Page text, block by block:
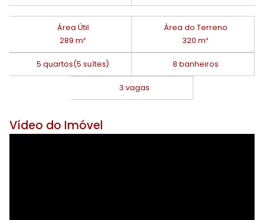
Área Útil
289 m²
Área do Terreno
320 m²
5 quartos(5 suítes) 8 banheiros
3 vagas
Vídeo do Imóvel